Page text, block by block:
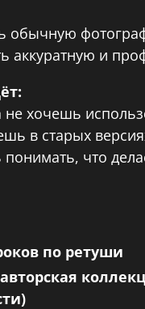
аккуратную и
не хочешь
в старых
понимать, что
по ретуши